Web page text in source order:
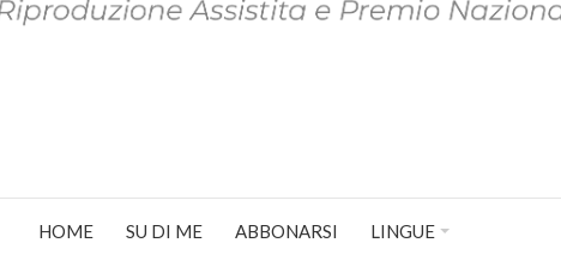
HOME SU DI ME ABBONARSI LINGUE